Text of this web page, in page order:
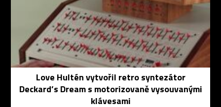
Love Hultén vytvořil retro syntezátor
Deckard’s Dream s motorizovaně vysouvanými
klávesami